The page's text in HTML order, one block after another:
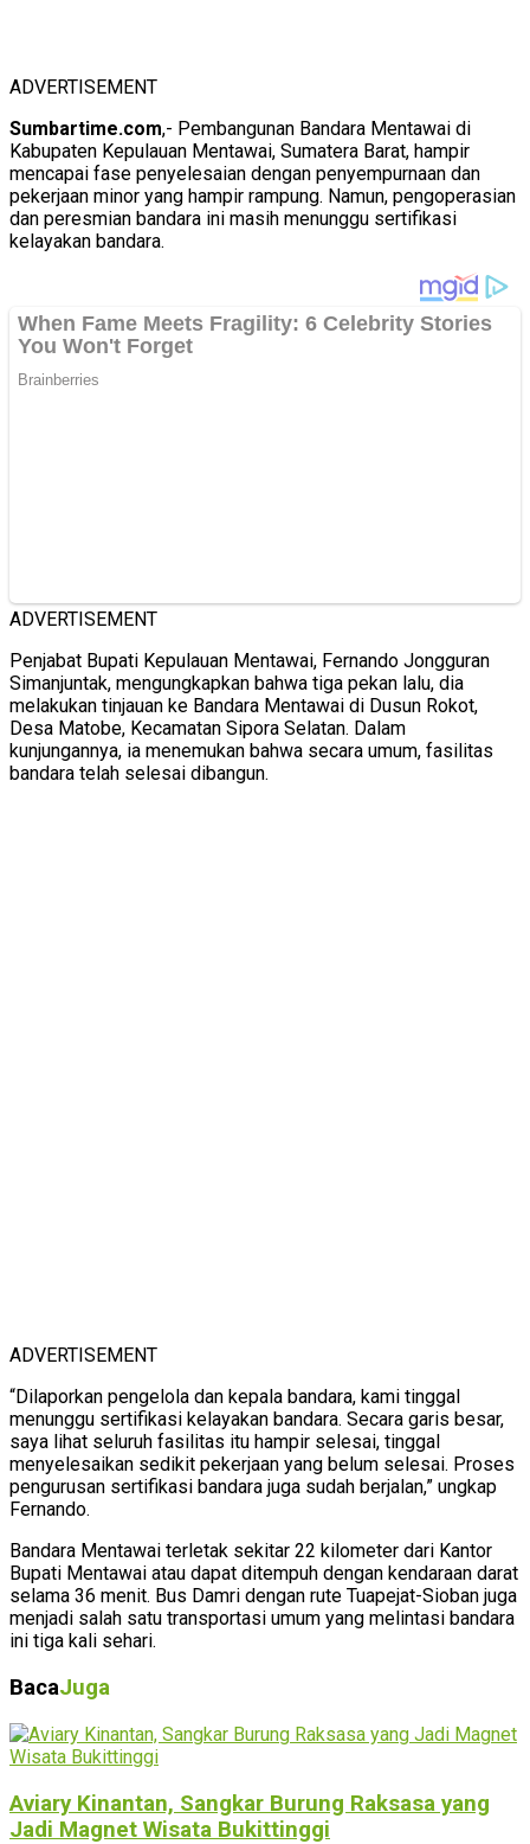
ADVERTISEMENT
Sumbartime.com,- Pembangunan Bandara Mentawai di
Kabupaten Kepulauan Mentawai, Sumatera Barat, hampir
mencapai fase penyelesaian dengan penyempurnaan dan
pekerjaan minor yang hampir rampung. Namun, pengoperasian
dan peresmian bandara ini masih menunggu sertifikasi
kelayakan bandara.
ADVERTISEMENT
Penjabat Bupati Kepulauan Mentawai, Fernando Jongguran
Simanjuntak, mengungkapkan bahwa tiga pekan lalu, dia
melakukan tinjauan ke Bandara Mentawai di Dusun Rokot,
Desa Matobe, Kecamatan Sipora Selatan. Dalam
kunjungannya, ia menemukan bahwa secara umum, fasilitas
bandara telah selesai dibangun.
ADVERTISEMENT
“Dilaporkan pengelola dan kepala bandara, kami tinggal
menunggu sertifikasi kelayakan bandara. Secara garis besar,
saya lihat seluruh fasilitas itu hampir selesai, tinggal
menyelesaikan sedikit pekerjaan yang belum selesai. Proses
pengurusan sertifikasi bandara juga sudah berjalan,” ungkap
Fernando.
Bandara Mentawai terletak sekitar 22 kilometer dari Kantor
Bupati Mentawai atau dapat ditempuh dengan kendaraan darat
selama 36 menit. Bus Damri dengan rute Tuapejat-Sioban juga
menjadi salah satu transportasi umum yang melintasi bandara
ini tiga kali sehari.
BacaJuga
Aviary Kinantan, Sangkar Burung Raksasa yang
Jadi Magnet Wisata Bukittinggi